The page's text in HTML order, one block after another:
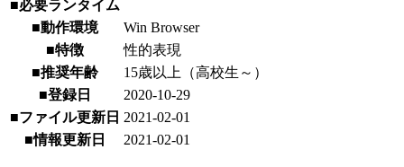
■必要ランタイム
■動作環境
Win Browser
■特徴
性的表現
■推奨年齢
15歳以上（高校生～）
■登録日
2020-10-29
■ファイル更新日 2021-02-01
■情報更新日
2021-02-01